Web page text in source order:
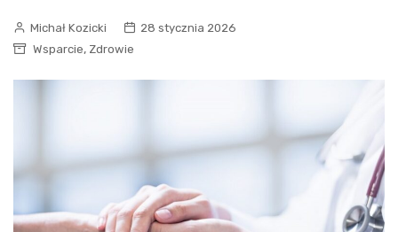
Michał Kozicki
28 stycznia 2026
Wsparcie, Zdrowie